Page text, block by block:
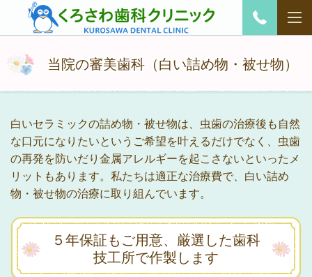
当院の審美歯科（白い詰め物・被せ物）
白いセラミックの詰め物・被せ物は、虫歯の治療後も自然
な口元になりたいというご希望を叶えるだけでなく、虫歯
の再発を防いだり金属アレルギーを起こさないといったメ
リットもあります。私たちは適正な治療費で、白い詰め
物・被せ物の治療に取り組んでいます。
５年保証もご用意、厳選した歯科
技工所で作製します